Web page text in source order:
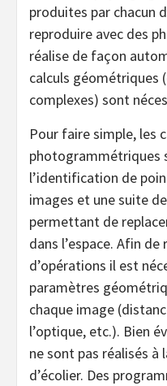
produites par chacun
reproduire avec des
réalise de façon
calculs géométriques
complexes) sont
Pour faire simple, les
photogrammétriques
l’identification de
images et une suite
permettant de
dans l’espace. Afin
d’opérations il est
paramètres
chaque image
l’optique, etc.). Bien
ne sont pas réalisés à
d’écolier. Des